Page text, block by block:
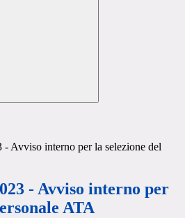
Avviso interno per la selezione del
- Avviso interno per
ATA